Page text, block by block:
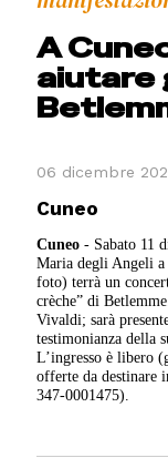
A
aiutare
06 dicembre
Cuneo
Cuneo - Sabato 11
Maria degli Angeli a
foto) terrà un
crèche” di
Vivaldi; sarà
testimonianza della
L’ingresso è libero
offerte da destinare
347-0001475).